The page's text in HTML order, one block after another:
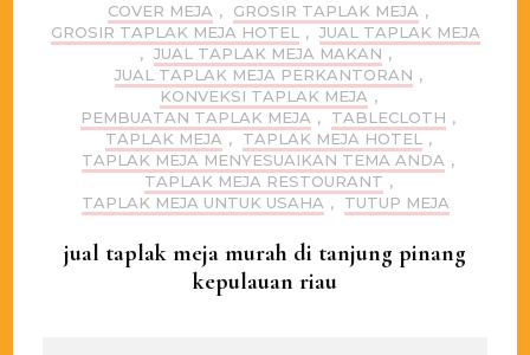
COVER MEJA , GROSIR TAPLAK MEJA ,
GROSIR TAPLAK MEJA HOTEL , JUAL TAPLAK MEJA
, JUAL TAPLAK MEJA MAKAN ,
JUAL TAPLAK MEJA PERKANTORAN ,
KONVEKSI TAPLAK MEJA ,
PEMBUATAN TAPLAK MEJA , TABLECLOTH ,
TAPLAK MEJA , TAPLAK MEJA HOTEL ,
TAPLAK MEJA MENYESUAIKAN TEMA ANDA ,
TAPLAK MEJA RESTOURANT ,
TAPLAK MEJA UNTUK USAHA , TUTUP MEJA
jual taplak meja murah di tanjung pinang
kepulauan riau